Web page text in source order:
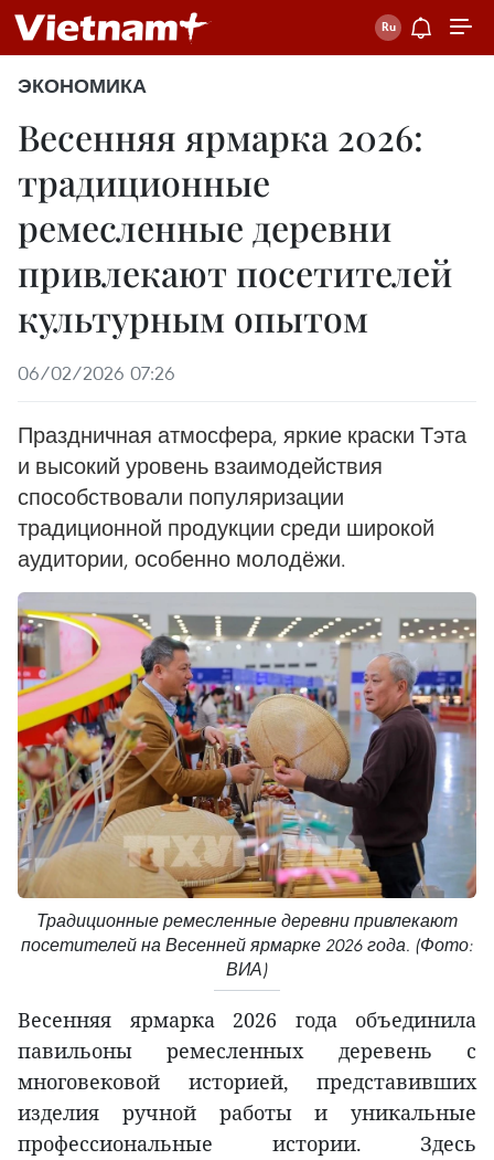
ЭКОНОМИКА
Весенняя ярмарка 2026:
традиционные
ремесленные деревни
привлекают посетителей
культурным опытом
06/02/2026 07:26
Праздничная атмосфера, яркие краски Тэта
и высокий уровень взаимодействия
способствовали популяризации
традиционной продукции среди широкой
аудитории, особенно молодёжи.
Традиционные ремесленные деревни привлекают
посетителей на Весенней ярмарке 2026 года. (Фото:
ВИА)
Весенняя ярмарка 2026 года объединила
павильоны ремесленных деревень с
многовековой историей, представивших
изделия ручной работы и уникальные
профессиональные истории. Здесь